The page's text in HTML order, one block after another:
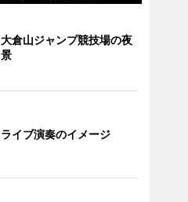
大倉山ジャンプ競技場の夜
景
ライブ演奏のイメージ